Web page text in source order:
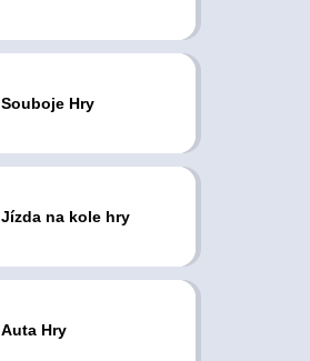
Souboje Hry
Jízda na kole hry
Auta Hry